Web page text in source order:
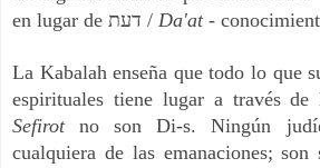
en lugar de דעת / Da'at -
La Kabalah enseña que todo lo que
espirituales tiene lugar a través
Sefirotno son Di-s. Ningún
cualquiera de las emanaciones; son